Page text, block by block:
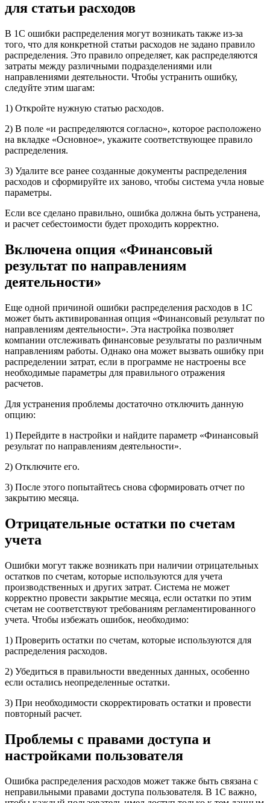
для статьи расходов
В 1С ошибки распределения могут возникать также из-за
того, что для конкретной статьи расходов не задано правило
распределения. Это правило определяет, как распределяются
затраты между различными подразделениями или
направлениями деятельности. Чтобы устранить ошибку,
следуйте этим шагам:
1) Откройте нужную статью расходов.
2) В поле «и распределяются согласно», которое расположено
на вкладке «Основное», укажите соответствующее правило
распределения.
3) Удалите все ранее созданные документы распределения
расходов и сформируйте их заново, чтобы система учла новые
параметры.
Если все сделано правильно, ошибка должна быть устранена,
и расчет себестоимости будет проходить корректно.
Включена опция «Финансовый
результат по направлениям
деятельности»
Еще одной причиной ошибки распределения расходов в 1С
может быть активированная опция «Финансовый результат по
направлениям деятельности». Эта настройка позволяет
компании отслеживать финансовые результаты по различным
направлениям работы. Однако она может вызвать ошибку при
распределении затрат, если в программе не настроены все
необходимые параметры для правильного отражения
расчетов.
Для устранения проблемы достаточно отключить данную
опцию:
1) Перейдите в настройки и найдите параметр «Финансовый
результат по направлениям деятельности».
2) Отключите его.
3) После этого попытайтесь снова сформировать отчет по
закрытию месяца.
Отрицательные остатки по счетам
учета
Ошибки могут также возникать при наличии отрицательных
остатков по счетам, которые используются для учета
производственных и других затрат. Система не может
корректно провести закрытие месяца, если остатки по этим
счетам не соответствуют требованиям регламентированного
учета. Чтобы избежать ошибок, необходимо:
1) Проверить остатки по счетам, которые используются для
распределения расходов.
2) Убедиться в правильности введенных данных, особенно
если остались неопределенные остатки.
3) При необходимости скорректировать остатки и провести
повторный расчет.
Проблемы с правами доступа и
настройками пользователя
Ошибка распределения расходов может также быть связана с
неправильными правами доступа пользователя. В 1С важно,